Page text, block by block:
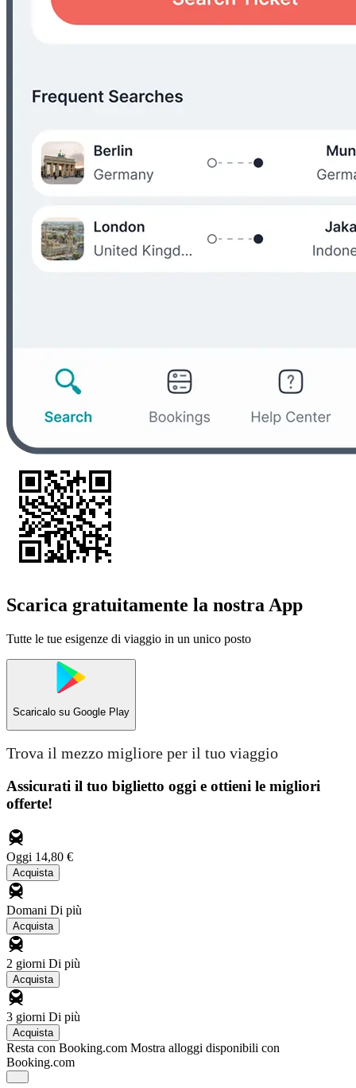
Scarica gratuitamente la nostra App
Tutte le tue esigenze di viaggio in un unico posto
Scaricalo su Google Play
Trova il mezzo migliore per il tuo viaggio
Assicurati il ​​tuo biglietto oggi e ottieni le migliori
offerte!
Oggi 14,80 €
Acquista
Domani Di più
Acquista
2 giorni Di più
Acquista
3 giorni Di più
Acquista
Resta con Booking.com Mostra alloggi disponibili con
Booking.com